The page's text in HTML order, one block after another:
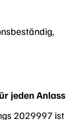
jeden Anlass
2029997 ist